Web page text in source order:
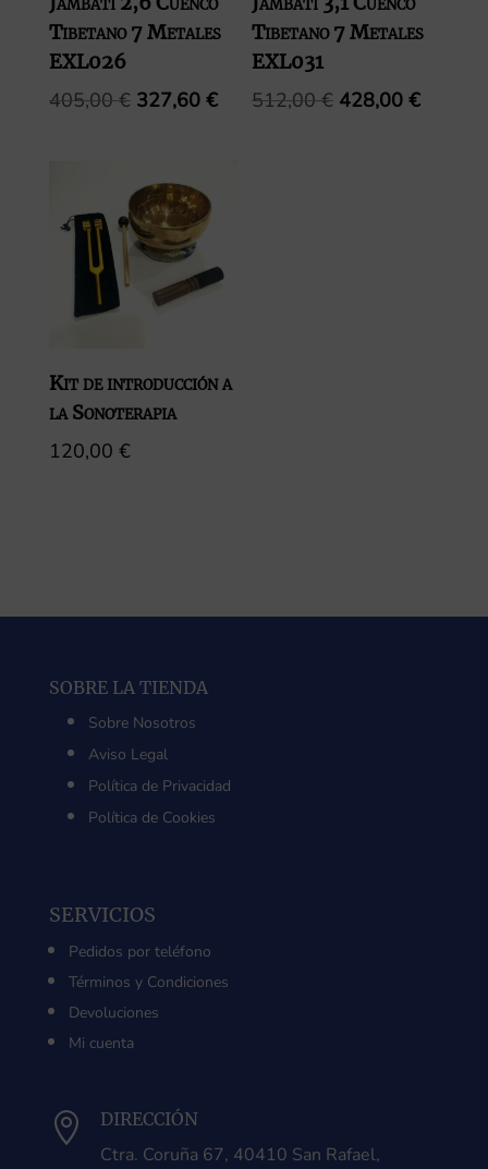
Tibetano 7 Metales
EXL026
405,00€ El
era:
405,00 €.
327,60 €El
Tibetano 7 Metales
EXL031
512,00€ El
428,00€El
Kit de introducción a
la Sonoterapia
120,00 €
SOBRE LA TIENDA
Sobre Nosotros
Aviso Legal
Política de Privacidad
Política de Cookies
SERVICIOS
Pedidos por teléfono
Términos y Condiciones
Devoluciones
Mi cuenta
 DIRECCIÓN
Ctra. Coruña 67, 40410 San Rafael,